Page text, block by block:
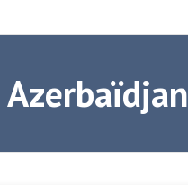
Azerbaïdjan